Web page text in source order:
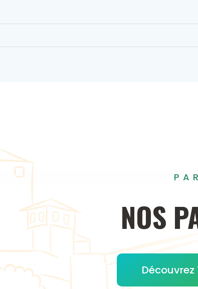
NOS
Découvrez